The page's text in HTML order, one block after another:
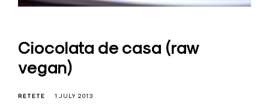
Ciocolata de casa (raw
vegan)
RETETE 1 JULY 2013